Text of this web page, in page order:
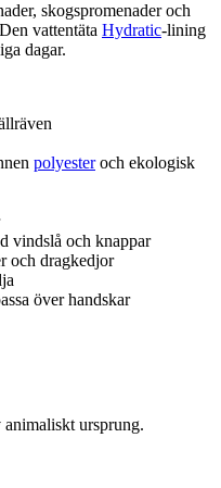
skogspromenader och
vattentäta Hydratic-lining
dagar.
polyesteroch ekologisk
vindslå och knappar
och dragkedjor
ssa över handskar
ursprung.